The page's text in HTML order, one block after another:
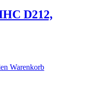
D212,
Warenkorb